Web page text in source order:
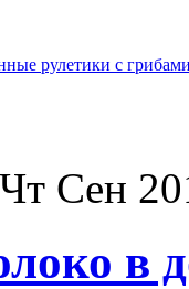
рулетики с
Сен
в